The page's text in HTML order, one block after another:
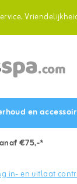
en
€75,-*
in- en uitlaat